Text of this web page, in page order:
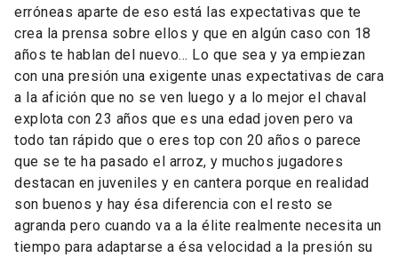
erróneas aparte de eso está las expectativas que te
crea la prensa sobre ellos y que en algún caso con 18
años te hablan del nuevo... Lo que sea y ya empiezan
con una presión una exigente unas expectativas de cara
a la afición que no se ven luego y a lo mejor el chaval
explota con 23 años que es una edad joven pero va
todo tan rápido que o eres top con 20 años o parece
que se te ha pasado el arroz, y muchos jugadores
destacan en juveniles y en cantera porque en realidad
son buenos y hay ésa diferencia con el resto se
agranda pero cuando va a la élite realmente necesita un
tiempo para adaptarse a ésa velocidad a la presión su